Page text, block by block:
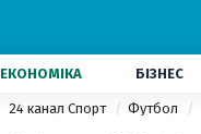
ЕКОНОМІКА БІЗНЕС
24 канал Спорт Футбол